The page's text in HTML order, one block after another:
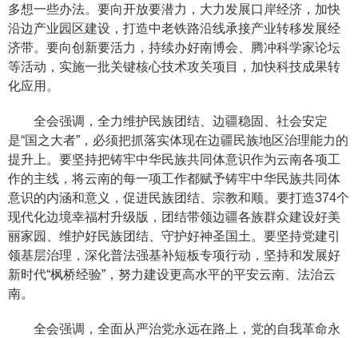
多想一些办法。要向开放要潜力，大力发展口岸经济，加快
沿边产业园区建设，打造中老铁路沿线承接产业转移发展经
济带。要向创新要活力，持续办好南博会、腾冲科学家论坛
等活动，实施一批关键核心技术攻关项目，加快科技成果转
化应用。
全会强调，全力维护民族团结、边疆稳固、社会安定
是“国之大者”，必须把抓落实体现在边疆民族地区治理能力的
提升上。要坚持把铸牢中华民族共同体意识作为云南各项工
作的主线，将云南的每一项工作都赋予铸牢中华民族共同体
意识的内涵和意义，促进民族团结、宗教和顺。要打造374个
现代化边境幸福村升级版，团结带领边疆各族群众建设好美
丽家园、维护好民族团结、守护好神圣国土。要坚持党建引
领基层治理，深化普法强基补短板专项行动，坚持和发展好
新时代“枫桥经验”，努力建设更高水平的平安云南、法治云
南。
全会强调，全面从严治党永远在路上，党的自我革命永